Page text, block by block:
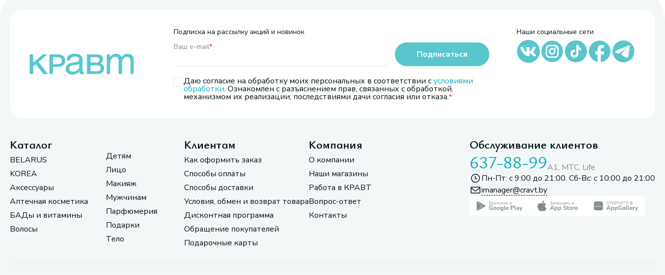
Подписка на рассылку акций и новинок
Ваш e-mail*
Даю согласие на обработку моих персональных в соответствии сусловиями
обработки. Ознакомлен с разъяснением прав, связанных с обработкой,
механизмом их реализации, последствиями дачи согласия или отказа.
Подписаться
Наши социальные сети
Каталог
BELARUS
KOREA
Аксессуары
Аптечная косметика
БАДы и витамины
Волосы
Детям
Лицо
Макияж
Мужчинам
Парфюмерия
Подарки
Тело
Клиентам
Как оформить заказ
Способы оплаты
Способы доставки
Условия, обмен и возврат товара
Дисконтная программа
Обращение покупателей
Подарочные карты
Компания
О компании
Наши магазины
Работа в КРАВТ
Вопрос-ответ
Контакты
Обслуживание клиентов
637-88-99A1, МТС, Life
Пн-Пт: с 9:00 до 21:00. Сб-Вс: с 10:00 до 21:00
imanager@cravt.by